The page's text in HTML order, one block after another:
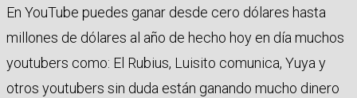
En YouTube puedes ganar desde cero dólares hasta
millones de dólares al año de hecho hoy en día muchos
youtubers como: El Rubius, Luisito comunica, Yuya y
otros youtubers sin duda están ganando mucho dinero